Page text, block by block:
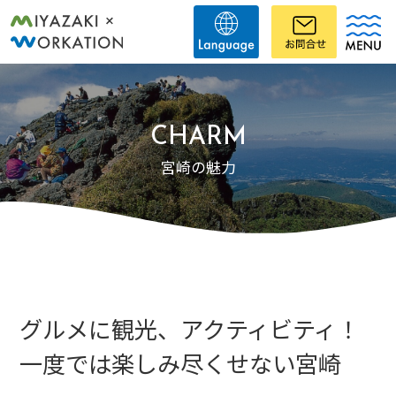
CHARM
宮崎の魅力
グルメに観光、アクティビティ！
一度では楽しみ尽くせない宮崎